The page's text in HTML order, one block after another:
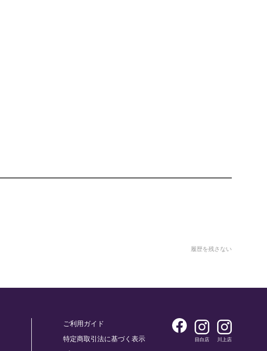
履歴を残さない
ご利用ガイド
特定商取引法に基づく表示
目白店 川上店